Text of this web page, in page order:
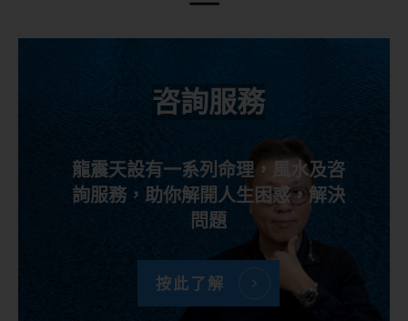
咨詢服務
龍震天設有一系列命理，風水及咨
詢服務，助你解開人生困惑，解決
問題
按此了解